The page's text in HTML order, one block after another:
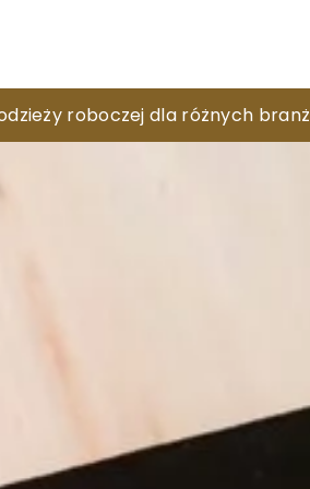
roboczej dla różnych branż
z koronki?